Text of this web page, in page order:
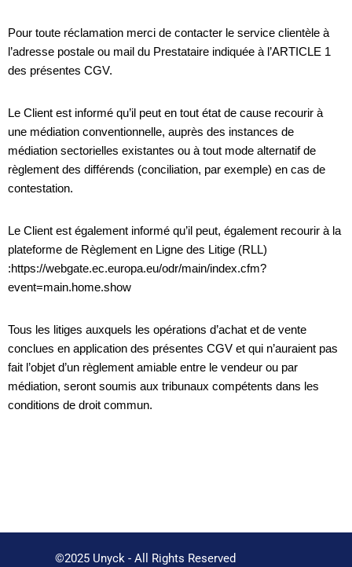
Pour toute réclamation merci de contacter le service clientèle à
l’adresse postale ou mail du Prestataire indiquée à l’ARTICLE 1
des présentes CGV.
Le Client est informé qu’il peut en tout état de cause recourir à
une médiation conventionnelle, auprès des instances de
médiation sectorielles existantes ou à tout mode alternatif de
règlement des différends (conciliation, par exemple) en cas de
contestation.
Le Client est également informé qu’il peut, également recourir à la
plateforme de Règlement en Ligne des Litige (RLL)
:https://webgate.ec.europa.eu/odr/main/index.cfm?
event=main.home.show
Tous les litiges auxquels les opérations d’achat et de vente
conclues en application des présentes CGV et qui n’auraient pas
fait l’objet d’un règlement amiable entre le vendeur ou par
médiation, seront soumis aux tribunaux compétents dans les
conditions de droit commun.
©2025 Unyck - All Rights Reserved